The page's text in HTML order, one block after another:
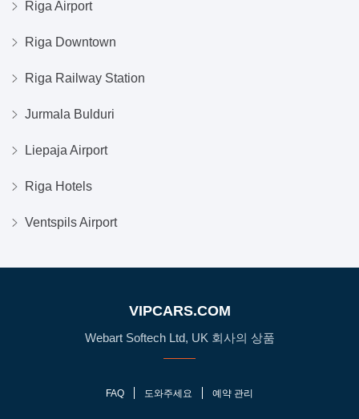
Riga Airport
Riga Downtown
Riga Railway Station
Jurmala Bulduri
Liepaja Airport
Riga Hotels
Ventspils Airport
VIPCARS.COM
Webart Softech Ltd, UK 회사의 상품
FAQ 도와주세요 예약 관리